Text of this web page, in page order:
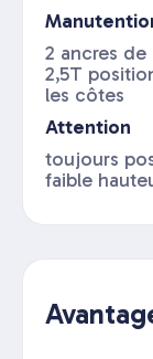
2 ancres de
2,5T
les côtes
Attention
toujours
faible